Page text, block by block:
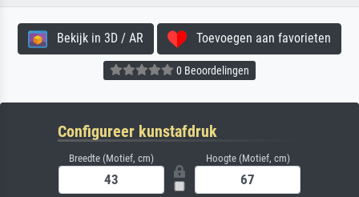
Bekijk in 3D / AR Toevoegen aan favorieten
0 Beoordelingen
Configureer kunstafdruk
Breedte (Motief, cm) Hoogte (Motief, cm)